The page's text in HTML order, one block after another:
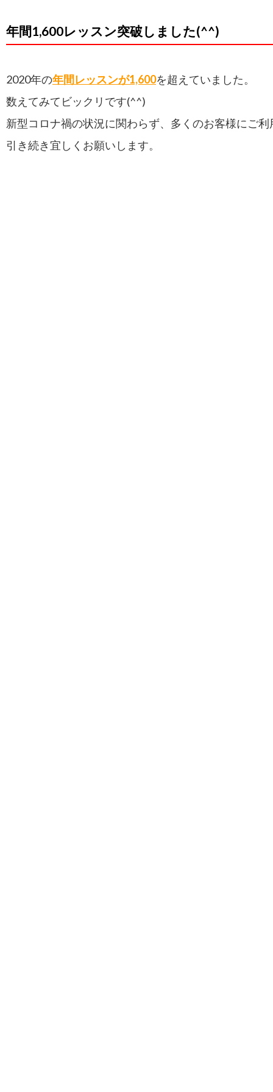
年間1,600レッスン突破しました(^^)
2020年の年間レッスンが1,600を超えていました。
数えてみてビックリです(^^)
新型コロナ禍の状況に関わらず、多くのお客様にご
引き続き宜しくお願いします。